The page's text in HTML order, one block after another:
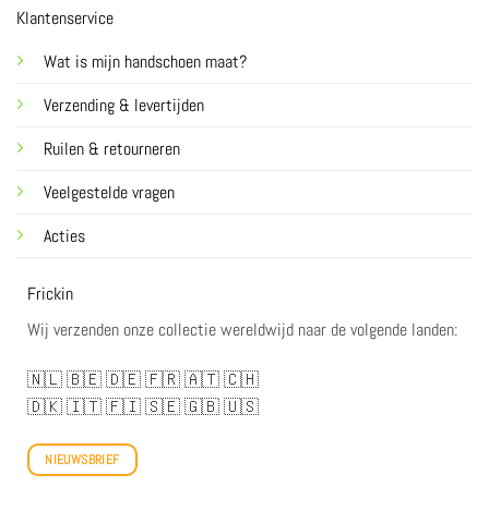
Klantenservice
Wat is mijn handschoen maat?
Verzending & levertijden
Ruilen & retourneren
Veelgestelde vragen
Acties
Frickin
Wij verzenden onze collectie wereldwijd naar de volgende landen:
🇳🇱🇧🇪🇩🇪🇫🇷🇦🇹🇨🇭
🇩🇰🇮🇹🇫🇮🇸🇪🇬🇧🇺🇸
NIEUWSBRIEF